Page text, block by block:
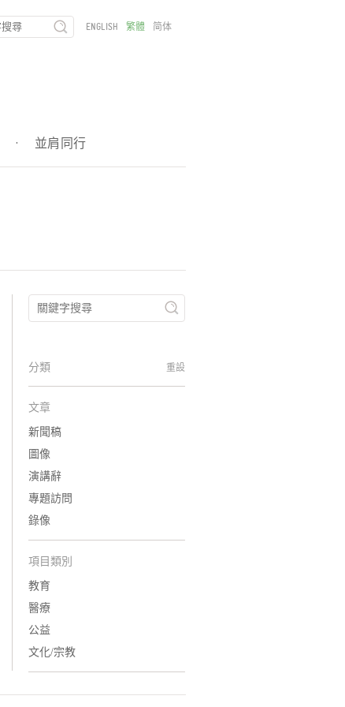
· 並肩同行
ENGLISH 繁體 简体
分類 重設
文章
新聞稿
圖像
演講辭
專題訪問
錄像
項目類別
教育
醫療
公益
文化/宗教